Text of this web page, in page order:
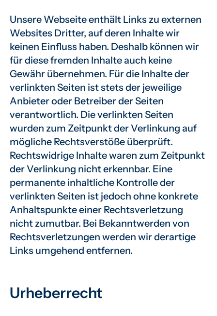
Unsere Webseite enthält Links zu externen
Websites Dritter, auf deren Inhalte wir
keinen Einfluss haben. Deshalb können wir
für diese fremden Inhalte auch keine
Gewähr übernehmen. Für die Inhalte der
verlinkten Seiten ist stets der jeweilige
Anbieter oder Betreiber der Seiten
verantwortlich. Die verlinkten Seiten
wurden zum Zeitpunkt der Verlinkung auf
mögliche Rechtsverstöße überprüft.
Rechtswidrige Inhalte waren zum Zeitpunkt
der Verlinkung nicht erkennbar. Eine
permanente inhaltliche Kontrolle der
verlinkten Seiten ist jedoch ohne konkrete
Anhaltspunkte einer Rechtsverletzung
nicht zumutbar. Bei Bekanntwerden von
Rechtsverletzungen werden wir derartige
Links umgehend entfernen.
Urheberrecht